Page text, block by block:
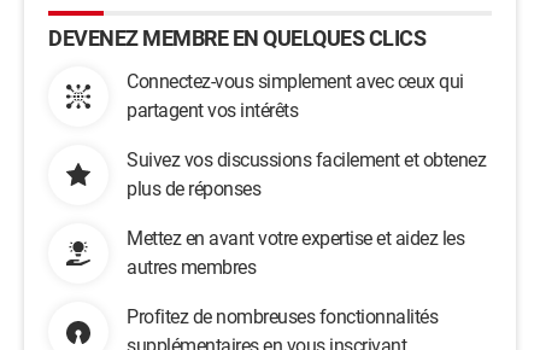
installer XP sur mon PC fixe (ou non).
DEVENEZ MEMBRE EN QUELQUES CLICS
Connectez-vous simplement avec ceux qui
partagent vos intérêts
Suivez vos discussions facilement et obtenez
plus de réponses
Mettez en avant votre expertise et aidez les
autres membres
Profitez de nombreuses fonctionnalités